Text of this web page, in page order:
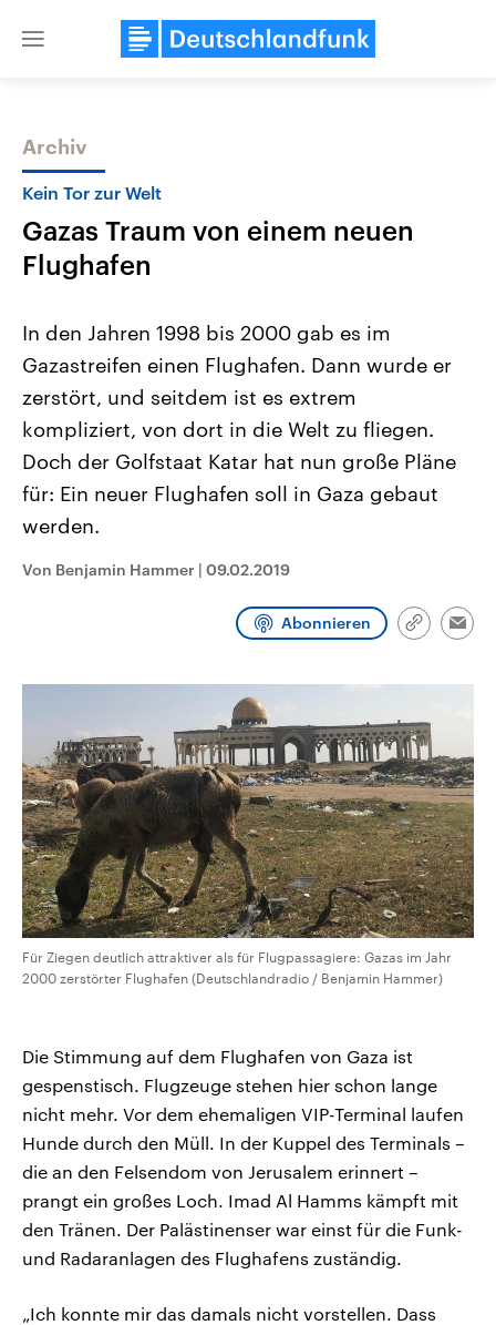
Close
Themen
Landtagswahl Sachsen-Anhalt
2026
Alle Informationen
Sachsen-Anhalt wählt am 6.
September 2026 einen neuen
Landtag. Seit 2021 wird das
Bundesland von einer Koalition aus
CDU, SPD und FDP regiert.-
Umfragen, Prognosen,
und Hintergründe zu den Parteien
und Kandidaten der anstehenden
Aktuelle Beiträge,
Hintergründe
Wirtschaftlich und
gehören die Vereinigten
den mächtigsten Ländern
mit großem Einfluss auf
aktuelle Weltgeschehen.
Sendungen Programm Podcasts
Archiv
Kein Tor zur Welt
Gazas Traum von einem neuen
Flughafen
In den Jahren 1998 bis 2000 gab es im
Gazastreifen einen Flughafen. Dann wurde er
zerstört, und seitdem ist es extrem
kompliziert, von dort in die Welt zu fliegen.
Doch der Golfstaat Katar hat nun große Pläne
für: Ein neuer Flughafen soll in Gaza gebaut
werden.
Von Benjamin Hammer | 09.02.2019
Abonnieren
Link
Für Ziegen deutlich attraktiver als für Flugpassagiere: Gazas im Jahr
2000 zerstörter Flughafen (Deutschlandradio / Benjamin Hammer)
Die Stimmung auf dem Flughafen von Gaza ist
gespenstisch. Flugzeuge stehen hier schon lange
nicht mehr. Vor dem ehemaligen VIP-Terminal laufen
Hunde durch den Müll. In der Kuppel des Terminals –
die an den Felsendom von Jerusalem erinnert –
prangt ein großes Loch. Imad Al Hamms kämpft mit
den Tränen. Der Palästinenser war einst für die Funk-
und Radaranlagen des Flughafens zuständig.
„Ich konnte mir das damals nicht vorstellen. Dass